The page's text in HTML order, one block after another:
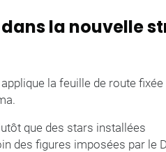
la nouvelle
la feuille de route
que des stars installées
des figures imposées par le